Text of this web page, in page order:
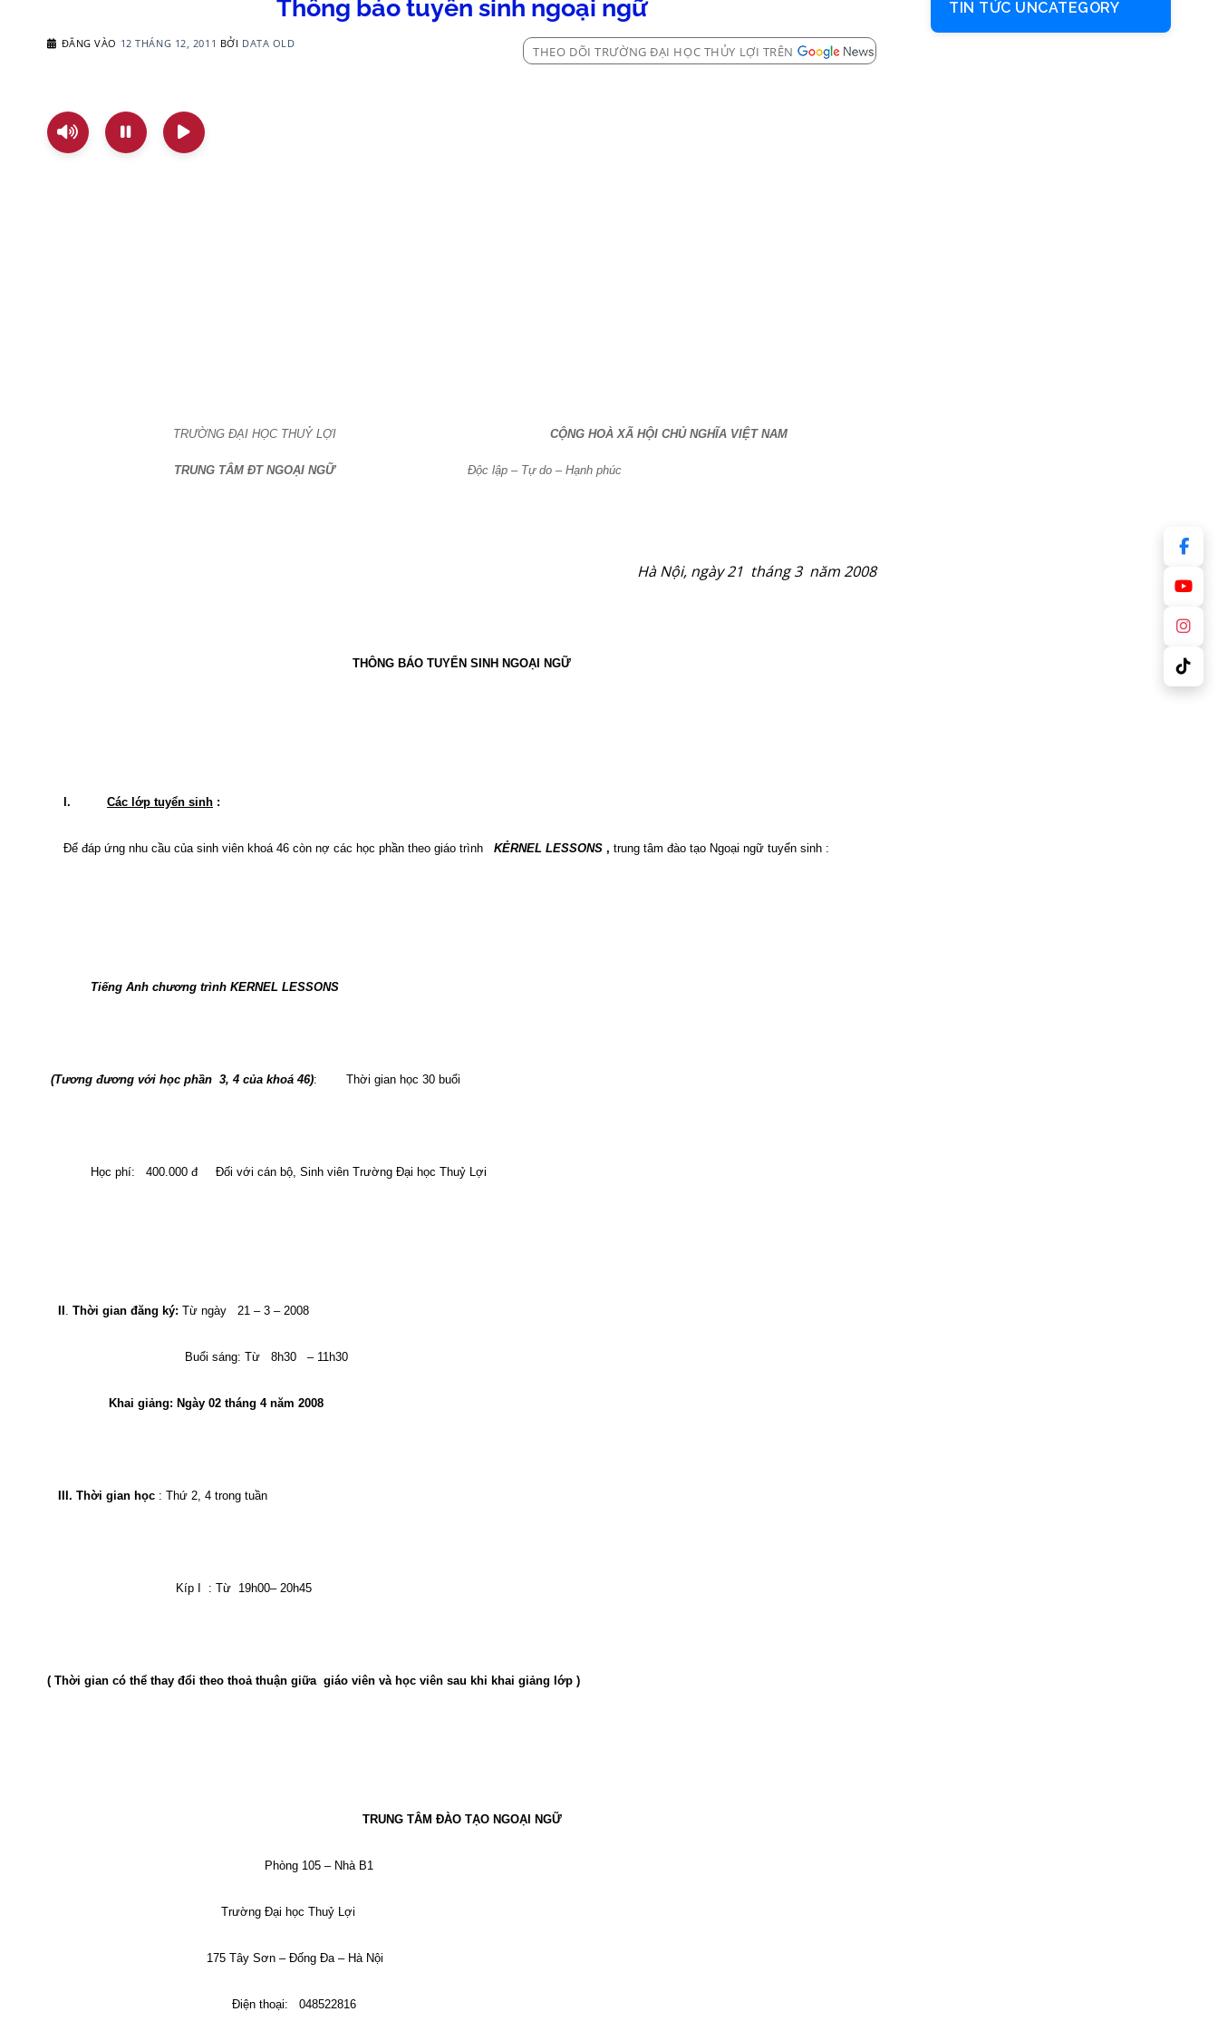
Thông báo tuyển sinh ngoại ngữ
ĐĂNG VÀO 12 THÁNG 12, 2011 BỞI DATA OLD
THEO DÕI TRƯỜNG ĐẠI HỌC THỦY LỢI TRÊN
TRƯỜNG ĐẠI HỌC THUỶ LỢI
TRUNG TÂM ĐT NGOẠI NGỮ
CỘNG HOÀ XÃ HỘI CHỦ NGHĨA VIỆT NAM
Độc lập – Tự do – Hạnh phúc
Hà Nội, ngày 21 tháng 3 năm 2008
THÔNG BÁO TUYỂN SINH NGOẠI NGỮ
I. Các lớp tuyển sinh :
Để đáp ứng nhu cầu của sinh viên khoá 46 còn nợ các học phần theo giáo trình KẺRNEL LESSONS , trung tâm đào tạo Ngoại ngữ tuyển sinh :
Tiếng Anh chương trình KERNEL LESSONS
(Tương đương với học phần 3, 4 của khoá 46): Thời gian học 30 buổi
Học phí: 400.000 đ Đối với cán bộ, Sinh viên Trường Đại học Thuỷ Lợi
. Thời gian đăng ký: Từ ngày 21 – 3 – 2008
Buổi sáng: Từ 8h30 – 11h30
Khai giảng: Ngày 02 tháng 4 năm 2008
III. Thời gian học : Thứ 2, 4 trong tuần
Kíp I : Từ 19h00– 20h45
( Thời gian có thể thay đổi theo thoả thuận giữa giáo viên và học viên sau khi khai giảng lớp )
TRUNG TÂM ĐÀO TẠO NGOẠI NGỮ
Phòng 105 – Nhà B1
Trường Đại học Thuỷ Lợi
175 Tây Sơn – Đống Đa – Hà Nội
Điện thoại: 048522816
TIN TỨC UNCATEGORY